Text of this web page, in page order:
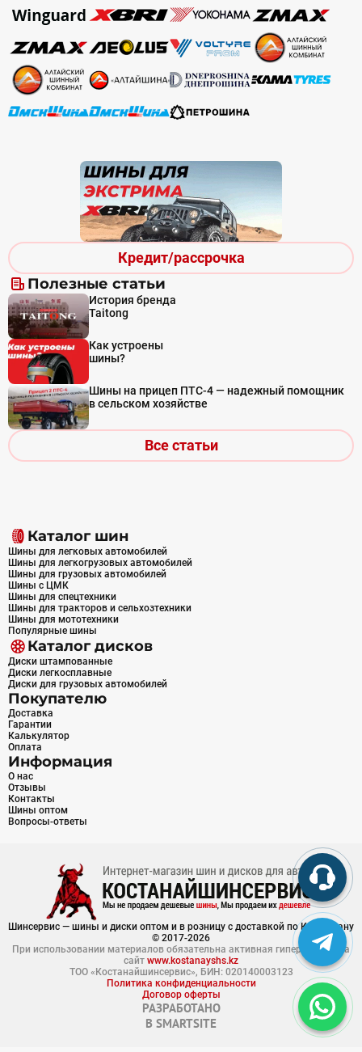
Кредит/рассрочка
Полезные статьи
История бренда
Taitong
Как устроены
шины?
Шины на прицеп ПТС-4 — надежный помощник
в сельском хозяйстве
Все статьи
Каталог шин
Шины для легковых автомобилей
Шины для легкогрузовых автомобилей
Шины для грузовых автомобилей
Шины с ЦМК
Шины для спецтехники
Шины для тракторов и сельхозтехники
Шины для мототехники
Популярные шины
Каталог дисков
Диски штампованные
Диски легкосплавные
Диски для грузовых автомобилей
Покупателю
Доставка
Гарантии
Калькулятор
Оплата
Информация
О нас
Отзывы
Контакты
Шины оптом
Вопросы-ответы
Шинсервис — шины и диски оптом и в розницу с доставкой по Казахстану
© 2017-2026
При использовании материалов обязательна активная гиперссылка на
сайт www.kostanayshs.kz
ТОО «Костанайшинсервис», БИН: 020140003123
Политика конфиденциальности
Договор оферты
РАЗРАБОТАНО
В SMARTSITE